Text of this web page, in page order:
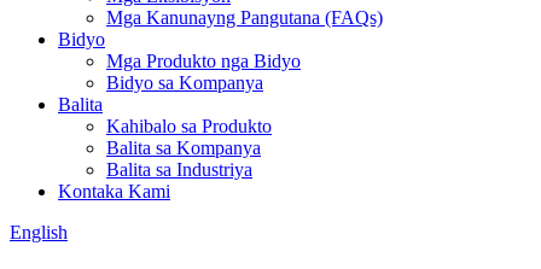
Mga Kanunayng Pangutana (FAQs)
Bidyo
Mga Produkto nga Bidyo
Bidyo sa Kompanya
Balita
Kahibalo sa Produkto
Balita sa Kompanya
Balita sa Industriya
Kontaka Kami
English